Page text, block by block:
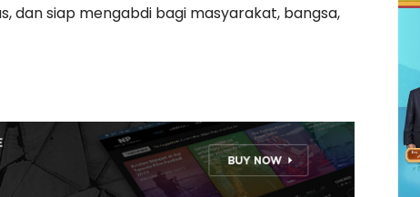
dan siap mengabdi bagi masyarakat, bangsa,